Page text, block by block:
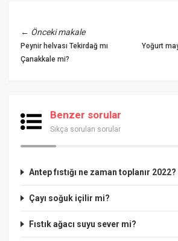
← Önceki makale
Peynir helvası Tekirdağ mı
Çanakkale mi?
Yoğurt
Benzer sorular
Sıkça sorulan sorular
Antep fıstığı ne zaman toplanır 2022?
Çayı soğuk içilir mi?
Fıstık ağacı suyu sever mi?